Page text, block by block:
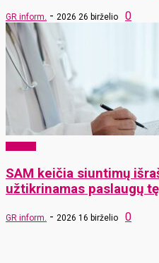
GR inform. - 2026 26 birželio 0
SAM keičia siuntimų
užtikrinamas paslaugų
GR inform. - 2026 16 birželio 0